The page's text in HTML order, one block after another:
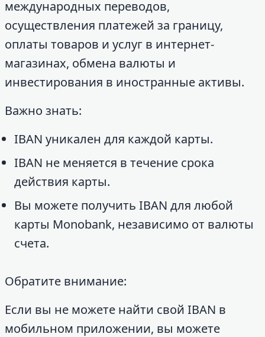
международных переводов,
осуществления платежей за границу,
оплаты товаров и услуг в интернет-
магазинах, обмена валюты и
инвестирования в иностранные активы.
Важно знать:
IBAN уникален для каждой карты.
IBAN не меняется в течение срока
действия карты.
Вы можете получить IBAN для любой
карты Monobank, независимо от валюты
счета.
Обратите внимание:
Если вы не можете найти свой IBAN в
мобильном приложении, вы можете